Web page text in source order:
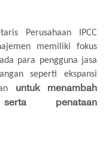
Perusahaan IPCC
memiliki fokus
para pengguna jasa
seperti ekspansi
untuk menambah
penataan